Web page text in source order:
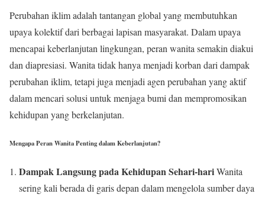
Perubahan iklim adalah tantangan global yang membutuhkan
upaya kolektif dari berbagai lapisan masyarakat. Dalam upaya
mencapai keberlanjutan lingkungan, peran wanita semakin diakui
dan diapresiasi. Wanita tidak hanya menjadi korban dari dampak
perubahan iklim, tetapi juga menjadi agen perubahan yang aktif
dalam mencari solusi untuk menjaga bumi dan mempromosikan
kehidupan yang berkelanjutan.
Mengapa Peran Wanita Penting dalam Keberlanjutan?
Dampak Langsung pada Kehidupan Sehari-hariWanita
sering kali berada di garis depan dalam mengelola sumber daya